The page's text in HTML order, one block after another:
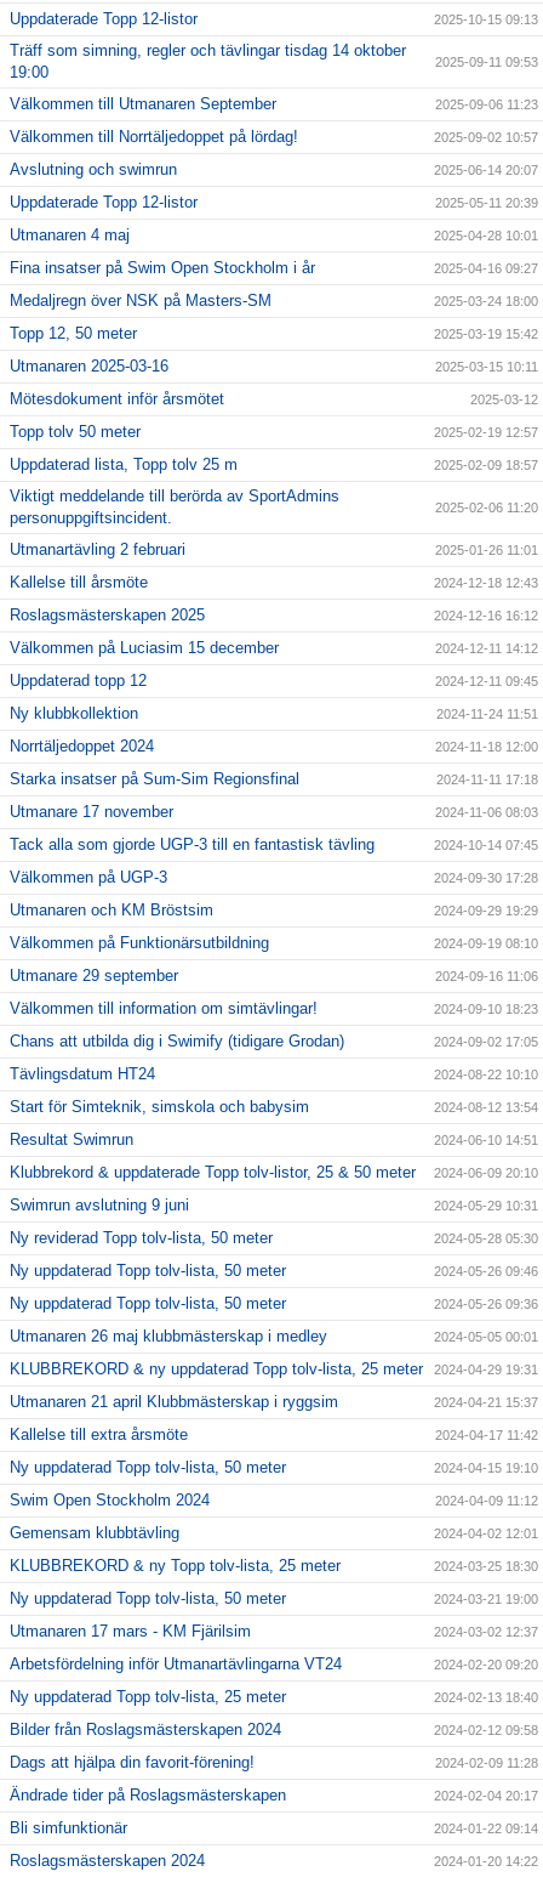
Uppdaterade Topp 12-listor 2025-10-15 09:13
Träff som simning, regler och tävlingar tisdag 14 oktober
19:00
2025-09-11 09:53
Välkommen till Utmanaren September 2025-09-06 11:23
Välkommen till Norrtäljedoppet på lördag! 2025-09-02 10:57
Avslutning och swimrun 2025-06-14 20:07
Uppdaterade Topp 12-listor 2025-05-11 20:39
Utmanaren 4 maj 2025-04-28 10:01
Fina insatser på Swim Open Stockholm i år 2025-04-16 09:27
Medaljregn över NSK på Masters-SM 2025-03-24 18:00
Topp 12, 50 meter 2025-03-19 15:42
Utmanaren 2025-03-16 2025-03-15 10:11
Mötesdokument inför årsmötet 2025-03-12
Topp tolv 50 meter 2025-02-19 12:57
Uppdaterad lista, Topp tolv 25 m 2025-02-09 18:57
Viktigt meddelande till berörda av SportAdmins
personuppgiftsincident.
2025-02-06 11:20
Utmanartävling 2 februari 2025-01-26 11:01
Kallelse till årsmöte 2024-12-18 12:43
Roslagsmästerskapen 2025 2024-12-16 16:12
Välkommen på Luciasim 15 december 2024-12-11 14:12
Uppdaterad topp 12 2024-12-11 09:45
Ny klubbkollektion 2024-11-24 11:51
Norrtäljedoppet 2024 2024-11-18 12:00
Starka insatser på Sum-Sim Regionsfinal 2024-11-11 17:18
Utmanare 17 november 2024-11-06 08:03
Tack alla som gjorde UGP-3 till en fantastisk tävling 2024-10-14 07:45
Välkommen på UGP-3 2024-09-30 17:28
Utmanaren och KM Bröstsim 2024-09-29 19:29
Välkommen på Funktionärsutbildning 2024-09-19 08:10
Utmanare 29 september 2024-09-16 11:06
Välkommen till information om simtävlingar! 2024-09-10 18:23
Chans att utbilda dig i Swimify (tidigare Grodan) 2024-09-02 17:05
Tävlingsdatum HT24 2024-08-22 10:10
Start för Simteknik, simskola och babysim 2024-08-12 13:54
Resultat Swimrun 2024-06-10 14:51
Klubbrekord & uppdaterade Topp tolv-listor, 25 & 50 meter 2024-06-09 20:10
Swimrun avslutning 9 juni 2024-05-29 10:31
Ny reviderad Topp tolv-lista, 50 meter 2024-05-28 05:30
Ny uppdaterad Topp tolv-lista, 50 meter 2024-05-26 09:46
Ny uppdaterad Topp tolv-lista, 50 meter 2024-05-26 09:36
Utmanaren 26 maj klubbmästerskap i medley 2024-05-05 00:01
KLUBBREKORD & ny uppdaterad Topp tolv-lista, 25 meter 2024-04-29 19:31
Utmanaren 21 april Klubbmästerskap i ryggsim 2024-04-21 15:37
Kallelse till extra årsmöte 2024-04-17 11:42
Ny uppdaterad Topp tolv-lista, 50 meter 2024-04-15 19:10
Swim Open Stockholm 2024 2024-04-09 11:12
Gemensam klubbtävling 2024-04-02 12:01
KLUBBREKORD & ny Topp tolv-lista, 25 meter 2024-03-25 18:30
Ny uppdaterad Topp tolv-lista, 50 meter 2024-03-21 19:00
Utmanaren 17 mars - KM Fjärilsim 2024-03-02 12:37
Arbetsfördelning inför Utmanartävlingarna VT24 2024-02-20 09:20
Ny uppdaterad Topp tolv-lista, 25 meter 2024-02-13 18:40
Bilder från Roslagsmästerskapen 2024 2024-02-12 09:58
Dags att hjälpa din favorit-förening! 2024-02-09 11:28
Ändrade tider på Roslagsmästerskapen 2024-02-04 20:17
Bli simfunktionär 2024-01-22 09:14
Roslagsmästerskapen 2024 2024-01-20 14:22